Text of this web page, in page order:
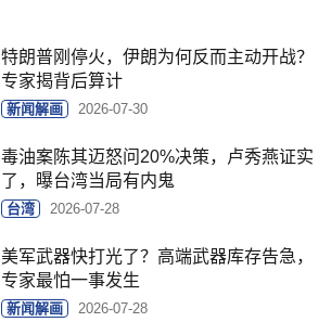
特朗普刚停火，伊朗为何反而主动开战？
专家揭背后算计
新闻解画 2026-07-30
毒油案陈其迈怒问20%决策，卢秀燕证实
了，曝台湾当局有内鬼
台湾 2026-07-28
美军武器快打光了？高端武器库存告急，
专家最怕一事发生
新闻解画 2026-07-28